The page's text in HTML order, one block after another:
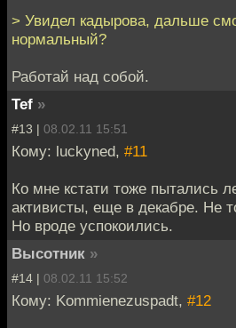
> Увидел кадырова, дальше
нормальный?
Работай над собой.
Tef »
#13 | 08.02.11 15:51
Кому: luckyned, #11
Ко мне кстати тоже пытались
активисты, еще в декабре. Не
Но вроде успокоились.
Высотник »
#14 | 08.02.11 15:52
Кому: Kommienezuspadt, #12